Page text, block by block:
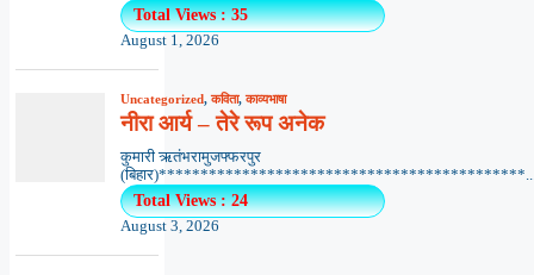
Total Views : 35
August 1, 2026
Uncategorized,कविता,काव्यभाषा
नीरा आर्य – तेरे रूप अनेक
कुमारी ऋतंभरामुजफ्फरपुर
Total Views : 24
August 3, 2026